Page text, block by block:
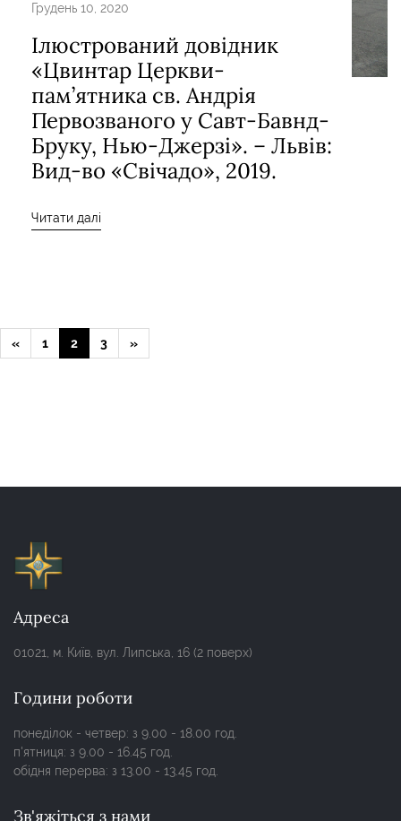
Грудень 10, 2020
Ілюстрований довідник
«Цвинтар Церкви-
пам’ятника св. Андрія
Первозваного у Савт-Бавнд-
Бруку, Нью-Джерзі». – Львів:
Вид-во «Свічадо», 2019.
Читати далі
« 1 2 3 »
Адреса
01021, м. Київ, вул. Липська, 16 (2 поверх)
Години роботи
понеділок - четвер: з 9.00 - 18.00 год.
п'ятниця: з 9.00 - 16.45 год.
обідня перерва: з 13.00 - 13.45 год.
Зв'яжіться з нами